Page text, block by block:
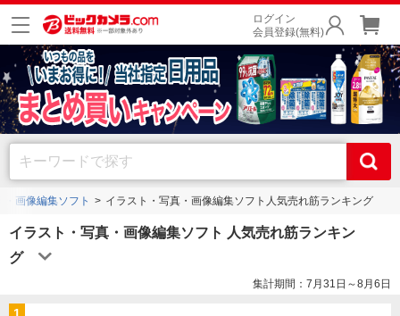
ログイン
会員登録(無料)
画像編集ソフト イラスト・写真・画像編集ソフト人気売れ筋ランキング
イラスト・写真・画像編集ソフト 人気売れ筋ランキン
グ
集計期間：7月31日～8月6日